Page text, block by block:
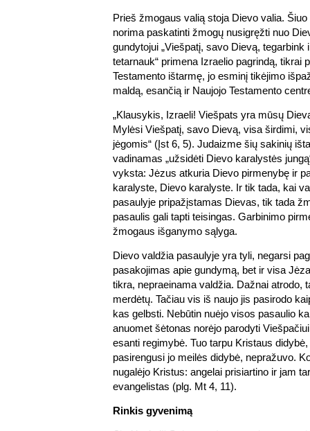
Prieš žmogaus valią stoja Dievo valia.
norima paskatinti žmogų nusigręžti nuo
gundytojui „Viešpatį, savo Dievą, tegarbink
tetarnauk“ primena Izraelio pagrindą, tikrai
Testamento ištarmę, jo esminį tikėjimo
maldą, esančią ir Naujojo Testamento
„Klausykis, Izraeli! Viešpats yra mūsų
Mylėsi Viešpatį, savo Dievą, visa širdimi,
jėgomis“ (Įst 6, 5). Judaizme šių sakinių
vadinamas „užsidėti Dievo karalystės
vyksta: Jėzus atkuria Dievo pirmenybę ir
karalyste, Dievo karalyste. Ir tik tada, kai
pasaulyje pripažįstamas Dievas, tik tada
pasaulis gali tapti teisingas. Garbinimo
žmogaus išganymo sąlyga.
Dievo valdžia pasaulyje yra tyli, negarsi
pasakojimas apie gundymą, bet ir visa
tikra, nepraeinama valdžia. Dažnai atrodo,
merdėtų. Tačiau vis iš naujo jis pasirodo
kas gelbsti. Nebūtin nuėjo visos pasaulio
anuomet šėtonas norėjo parodyti
esanti regimybė. Tuo tarpu Kristaus
pasirengusi jo meilės didybė, nepražuvo.
nugalėjo Kristus: angelai prisiartino ir jam
evangelistas (plg. Mt 4, 11).
Rinkis gyvenimą